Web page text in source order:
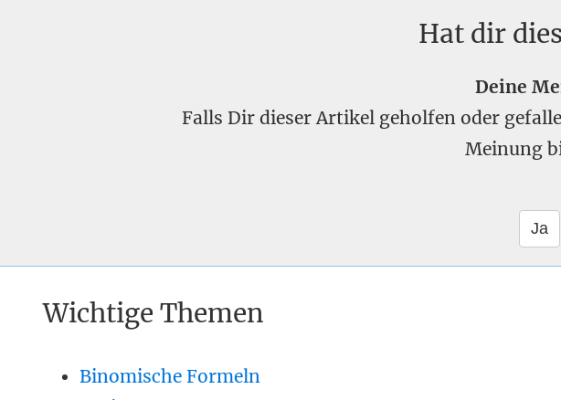
Hat dir
Deine
Falls Dir dieser Artikel geholfen oder
Meinung
Wichtige Themen
Binomische Formeln